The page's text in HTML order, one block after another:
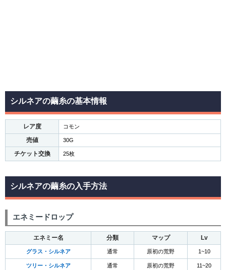
シルネアの繭糸の基本情報
レア度 コモン
売値 30G
チケット交換 25枚
シルネアの繭糸の入手方法
エネミードロップ
エネミー名 分類 マップ Lv
グラス・シルネア 通常 原初の荒野 1~10
ツリー・シルネア 通常 原初の荒野 11~20